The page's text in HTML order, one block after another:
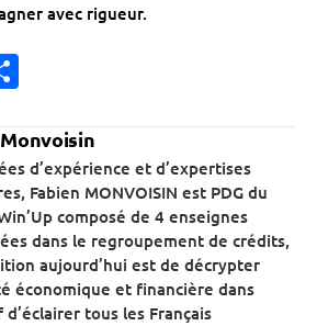
avec rigueur.
d’expérience et d’expertises
Fabien MONVOISIN est PDG du
composé de 4 enseignes
dans le regroupement de crédits,
aujourd’hui est de décrypter
économique et financière dans
d’éclairer tous les Français